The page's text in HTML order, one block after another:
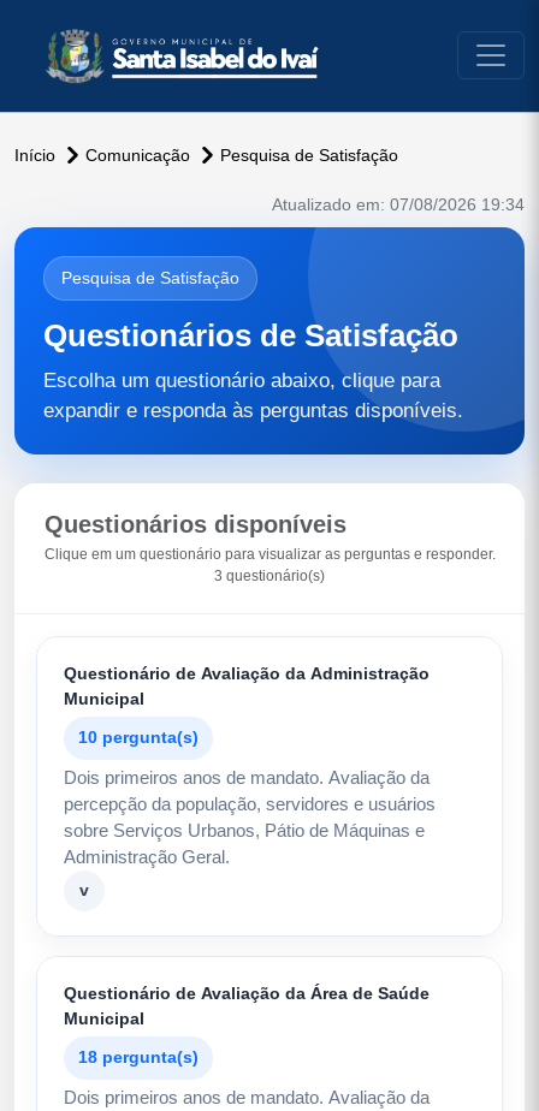
Início Comunicação Pesquisa de Satisfação
Atualizado em: 07/08/2026 19:34
Pesquisa de Satisfação
Questionários de Satisfação
Escolha um questionário abaixo, clique para
expandir e responda às perguntas disponíveis.
Questionários disponíveis
Clique em um questionário para visualizar as perguntas e responder.
3 questionário(s)
Questionário de Avaliação da Administração
Municipal
10 pergunta(s)
Dois primeiros anos de mandato. Avaliação da
percepção da população, servidores e usuários
sobre Serviços Urbanos, Pátio de Máquinas e
Administração Geral.
v
Questionário de Avaliação da Área de Saúde
Municipal
18 pergunta(s)
Dois primeiros anos de mandato. Avaliação da